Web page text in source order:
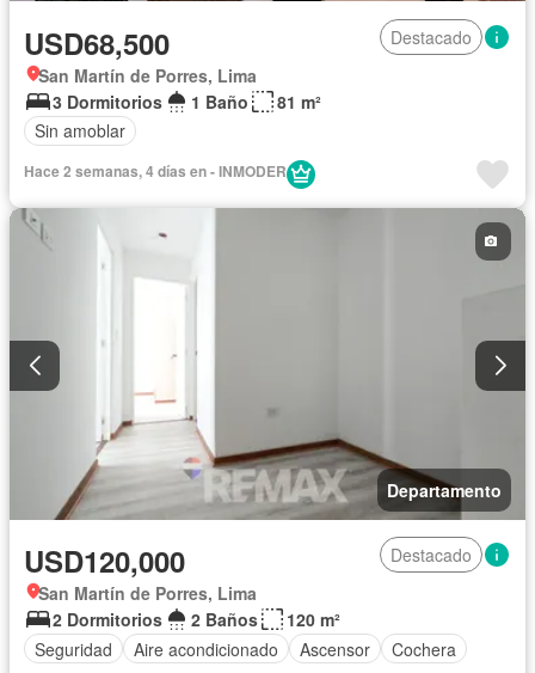
USD68,500
Destacado
San Martín de Porres, Lima
3 Dormitorios
1 Baño
81 m²
Sin amoblar
Hace 2 semanas, 4 días en - INMODER
Departamento
USD120,000
Destacado
San Martín de Porres, Lima
2 Dormitorios
2 Baños
120 m²
Seguridad
Aire acondicionado Ascensor Cochera